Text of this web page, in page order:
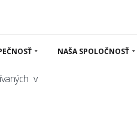
NAŠA SPOLOČNOSŤ
a
v